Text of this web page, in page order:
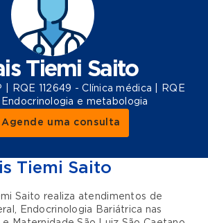
Tiemi Saito
| RQE 112649 - Clínica médica | RQE
Endocrinologia e metabologia
Agende uma consulta
Tiemi Saito
Saito realiza atendimentos de
, Endocrinologia Bariátrica nas